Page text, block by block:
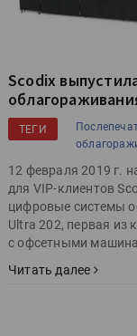
Scodix
ТЕГИ
12 февраля 2019 г.
для VIP-клиентов
цифровые системы
Ultra 202, первая из
с офсетными
Читать далее